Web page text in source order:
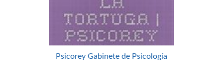
Psicorey Gabinete de Psicología